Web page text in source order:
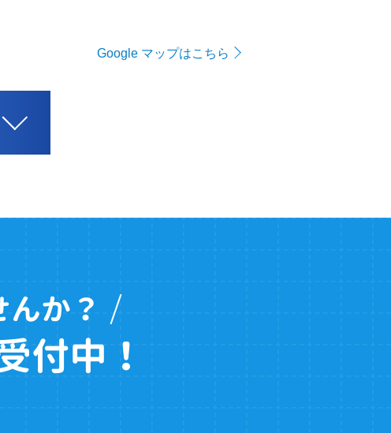
Google マップはこちら
か？
付中！